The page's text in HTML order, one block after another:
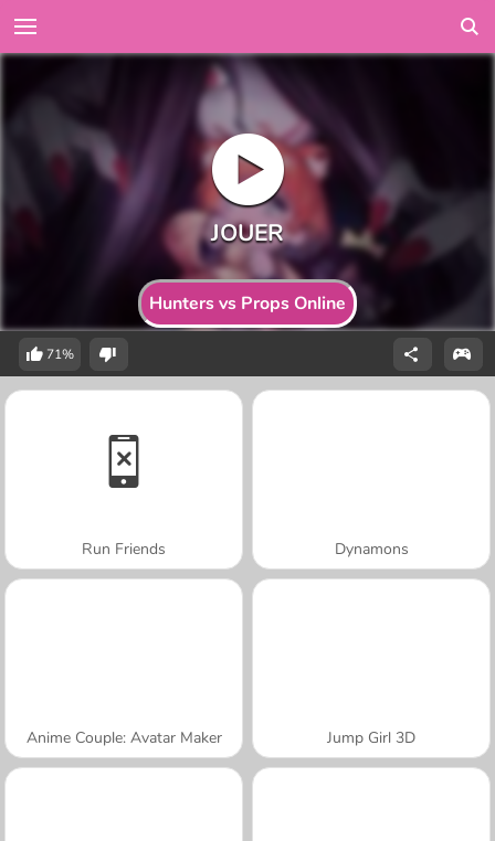
Hunters vs Props Online
71%
Run Friends Dynamons
Anime Couple: Avatar Maker Jump Girl 3D